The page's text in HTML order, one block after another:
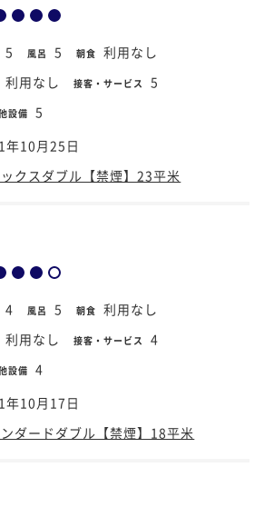
5 風呂 5 朝食 利用なし
利用なし 接客・サービス 5
設備 5
年10月25日
クスダブル【禁煙】23平米
4 風呂 5 朝食 利用なし
利用なし 接客・サービス 4
設備 4
年10月17日
ダードダブル【禁煙】18平米